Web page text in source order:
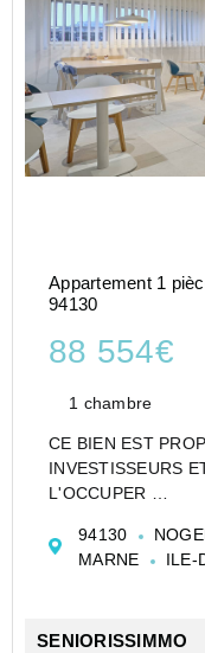
Appartement 1
94130
88 554€
1 chambre
CE BIEN EST
INVESTISSEURS
L'OCCUPER
D'AFFAIRES DE
SUR MARNE -
94130
MARNE
ILE-
SENIORISSIMMO